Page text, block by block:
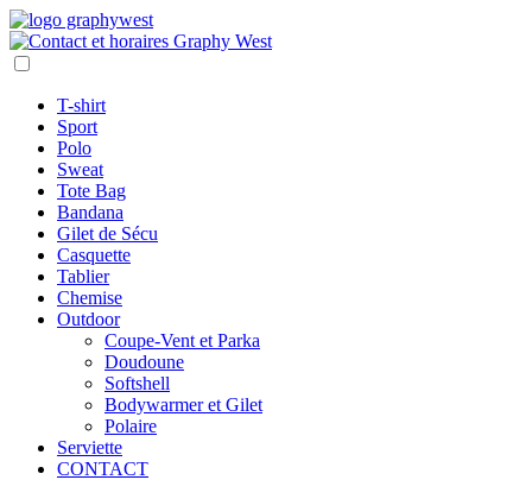
T-shirt
Sport
Polo
Sweat
Tote Bag
Bandana
Gilet de Sécu
Casquette
Tablier
Chemise
Outdoor
Coupe-Vent et Parka
Doudoune
Softshell
Bodywarmer et Gilet
Polaire
Serviette
CONTACT